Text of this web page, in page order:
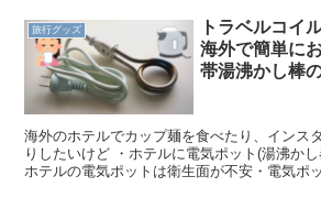
旅行グッズ
トラベルコイ
海外で簡単に
帯湯沸かし棒
海外のホテルでカップ麺を食べたり、インス
りしたいけど ・ホテルに電気ポット(湯沸か
ホテルの電気ポットは衛生面が不安・電気ポ
くのは面倒 こんなふうに困った経験はあり